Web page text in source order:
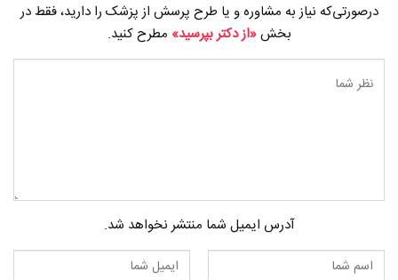
درصورتی‌که نیاز به مشاوره و یا طرح پرسش از پزشک را دارید، فقط در
بخش«از دکتر بپرسید» مطرح کنید.
آدرس ایمیل شما منتشر نخواهد شد.